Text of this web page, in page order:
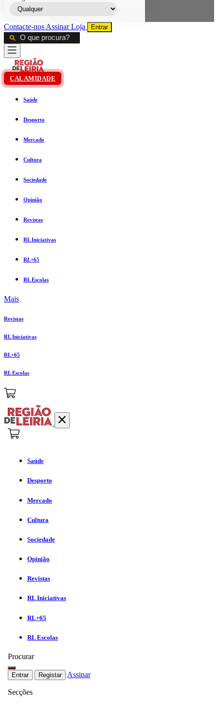
Contacte-nos AssinarLoja Entrar
CALAMIDADE
Saúde
Desporto
Mercado
Cultura
Sociedade
Opinião
Revistas
RL Iniciativas
RL+65
RL Escolas
Mais
Revistas
RL Iniciativas
RL+65
RL Escolas
Saúde
Desporto
Mercado
Cultura
Sociedade
Opinião
Revistas
RL Iniciativas
RL+65
RL Escolas
Procurar
Entrar Registar Assinar
Secções